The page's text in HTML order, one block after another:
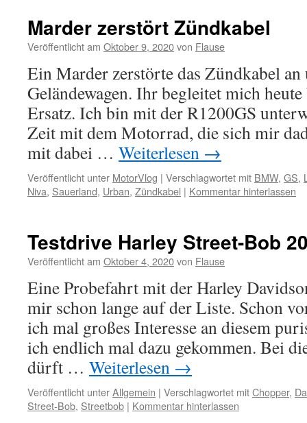
Marder zerstört Zündkabel
Veröffentlicht am Oktober 9, 2020von Flause
Ein Marder zerstörte das Zündkabel an
Geländewagen. Ihr begleitet mich
Ersatz. Ich bin mit der R1200GS
Zeit mit dem Motorrad, die sich mir
mit dabei … Weiterlesen →
Veröffentlicht unter MotorVlog | Verschlagwortet mit BMW, GS,
Niva, Sauerland, Urban, Zündkabel | Kommentar hinterlassen
Testdrive Harley Street-Bob
Veröffentlicht am Oktober 4, 2020von Flause
Eine Probefahrt mit der Harley
mir schon lange auf der Liste. Schon
ich mal großes Interesse an diesem
ich endlich mal dazu gekommen. Bei
dürft … Weiterlesen →
Veröffentlicht unterAllgemein | Verschlagwortet mitChopper,
Street-Bob, Streetbob | Kommentar hinterlassen